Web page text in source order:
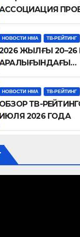
ТУРАЛЫ
ӨТКІЗЕДІ
В
НОВОСТИ НМА ТВ-РЕЙТИНГ
ЖЫЛҒЫ 20–26
НОВОСТИ НМА ТВ-РЕЙТИНГ
ОБЗОР ТВ-
ИЮЛЯ 2026 ГОДА